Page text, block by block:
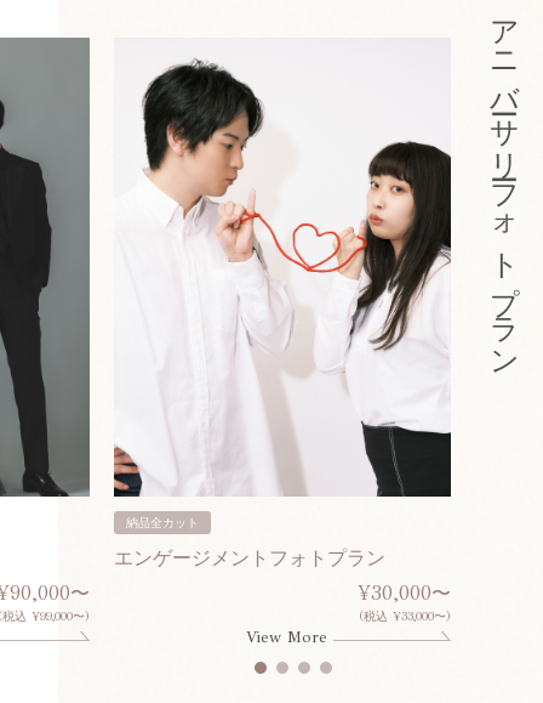
〜
(税込 ¥99,000〜)
納品全カット
エンゲージメントフォトプラン
¥30,000〜
(税込 ¥33,000〜)
View More
アニバーサリーフォトプラン